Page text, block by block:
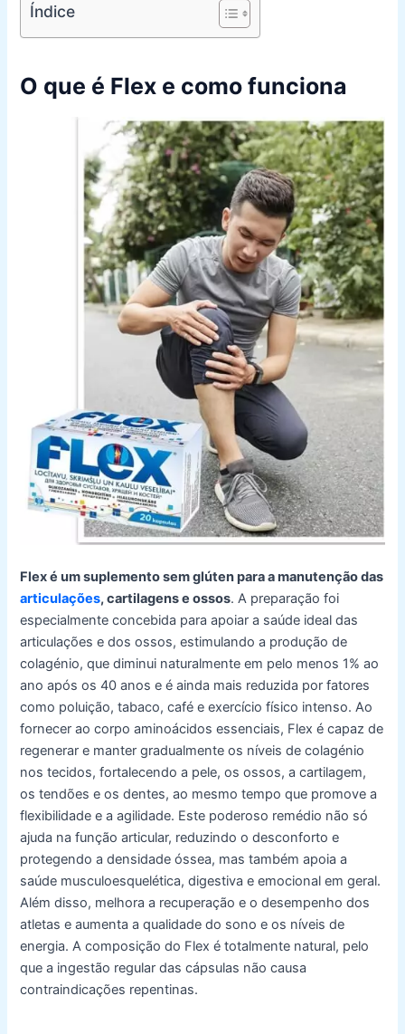
Índice
O que é Flex e como funciona
Flex é um suplemento sem glúten para a manutenção das
articulações, cartilagens e ossos. A preparação foi
especialmente concebida para apoiar a saúde ideal das
articulações e dos ossos, estimulando a produção de
colagénio, que diminui naturalmente em pelo menos 1% ao
ano após os 40 anos e é ainda mais reduzida por fatores
como poluição, tabaco, café e exercício físico intenso. Ao
fornecer ao corpo aminoácidos essenciais, Flex é capaz de
regenerar e manter gradualmente os níveis de colagénio
nos tecidos, fortalecendo a pele, os ossos, a cartilagem,
os tendões e os dentes, ao mesmo tempo que promove a
flexibilidade e a agilidade. Este poderoso remédio não só
ajuda na função articular, reduzindo o desconforto e
protegendo a densidade óssea, mas também apoia a
saúde musculoesquelética, digestiva e emocional em geral.
Além disso, melhora a recuperação e o desempenho dos
atletas e aumenta a qualidade do sono e os níveis de
energia. A composição do Flex é totalmente natural, pelo
que a ingestão regular das cápsulas não causa
contraindicações repentinas.